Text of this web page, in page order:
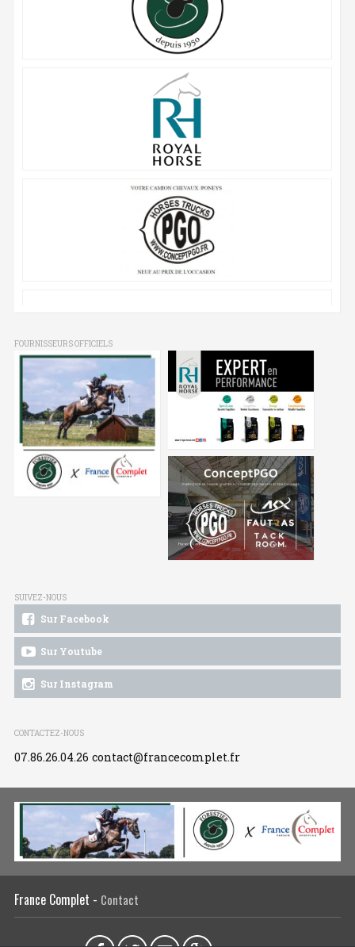
FOURNISSEURS OFFICIELS
SUIVEZ-NOUS
Sur Facebook
Sur Youtube
Sur Instagram
CONTACTEZ-NOUS
07.86.26.04.26 contact@francecomplet.fr
France Complet - Contact